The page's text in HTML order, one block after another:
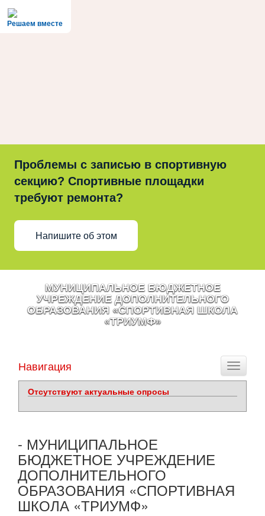
Решаем вместе
Проблемы с записью в спортивную
секцию? Спортивные площадки
требуют ремонта?
Напишите об этом
МУНИЦИПАЛЬНОЕ БЮДЖЕТНОЕ
УЧРЕЖДЕНИЕ ДОПОЛНИТЕЛЬНОГО
ОБРАЗОВАНИЯ «СПОРТИВНАЯ ШКОЛА
«ТРИУМФ»
Toggle
Навигация
Отсутствуют актуальные опросы
- МУНИЦИПАЛЬНОЕ
БЮДЖЕТНОЕ УЧРЕЖДЕНИЕ
ДОПОЛНИТЕЛЬНОГО
ОБРАЗОВАНИЯ «СПОРТИВНАЯ
ШКОЛА «ТРИУМФ»